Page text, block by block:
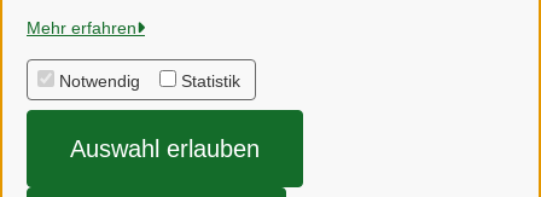
Mehr erfahren
Notwendig Statistik
Auswahl erlauben
Alle Rechte vorbehalten